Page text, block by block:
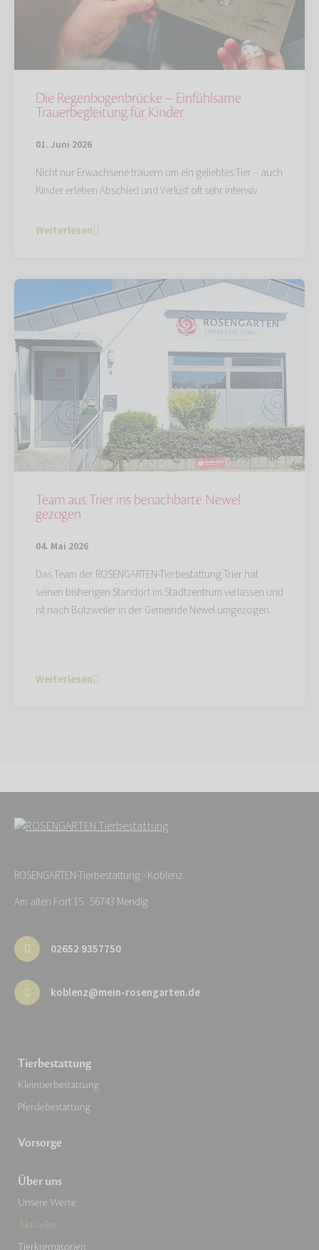
Die Regenbogenbrücke – Einfühlsame
Trauerbegleitung für Kinder
01. Juni 2026
Nicht nur Erwachsene trauern um ein geliebtes Tier – auch
Kinder erleben Abschied und Verlust oft sehr intensiv.
Weiterlesen
Team aus Trier ins benachbarte Newel
gezogen
04. Mai 2026
Das Team der ROSENGARTEN-Tierbestattung Trier hat
seinen bisherigen Standort im Stadtzentrum verlassen und
ist nach Butzweiler in der Gemeinde Newel umgezogen.
Weiterlesen
ROSENGARTEN-Tierbestattung - Koblenz
Am alten Fort 15 · 56743 Mendig
02652 9357750
koblenz@mein-rosengarten.de
Tierbestattung
Kleintierbestattung
Pferdebestattung
Vorsorge
Über uns
Unsere Werte
Aktuelles
Tierkrematorien